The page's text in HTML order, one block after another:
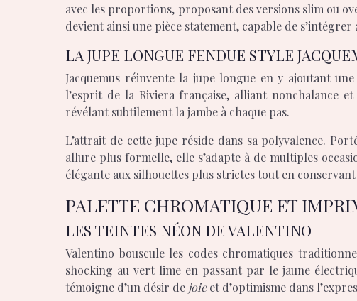
avec les proportions, proposant des versions slim ou
devient ainsi une pièce statement, capable de
LA JUPE LONGUE FENDUE STYLE
Jacquemus réinvente la jupe longue en y ajoutant
l’esprit de la Riviera française, alliant nonchalance
révélant subtilement la jambe à chaque pas.
L’attrait de cette jupe réside dans sa polyvalence.
allure plus formelle, elle s’adapte à de multiples
élégante aux silhouettes plus strictes tout en
PALETTE CHROMATIQUE ET
LES TEINTES NÉON DE VALENTINO
Valentino bouscule les codes chromatiques
shocking au vert lime en passant par le jaune
témoigne d’un désir de joieet d’optimisme dans